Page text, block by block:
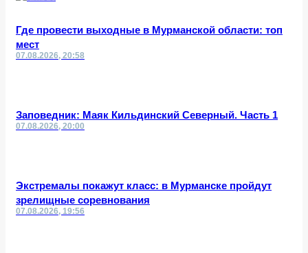
Где провести выходные в Мурманской области: топ
мест
07.08.2026, 20:58
Заповедник: Маяк Кильдинский Северный. Часть 1
07.08.2026, 20:00
Экстремалы покажут класс: в Мурманске пройдут
зрелищные соревнования
07.08.2026, 19:56